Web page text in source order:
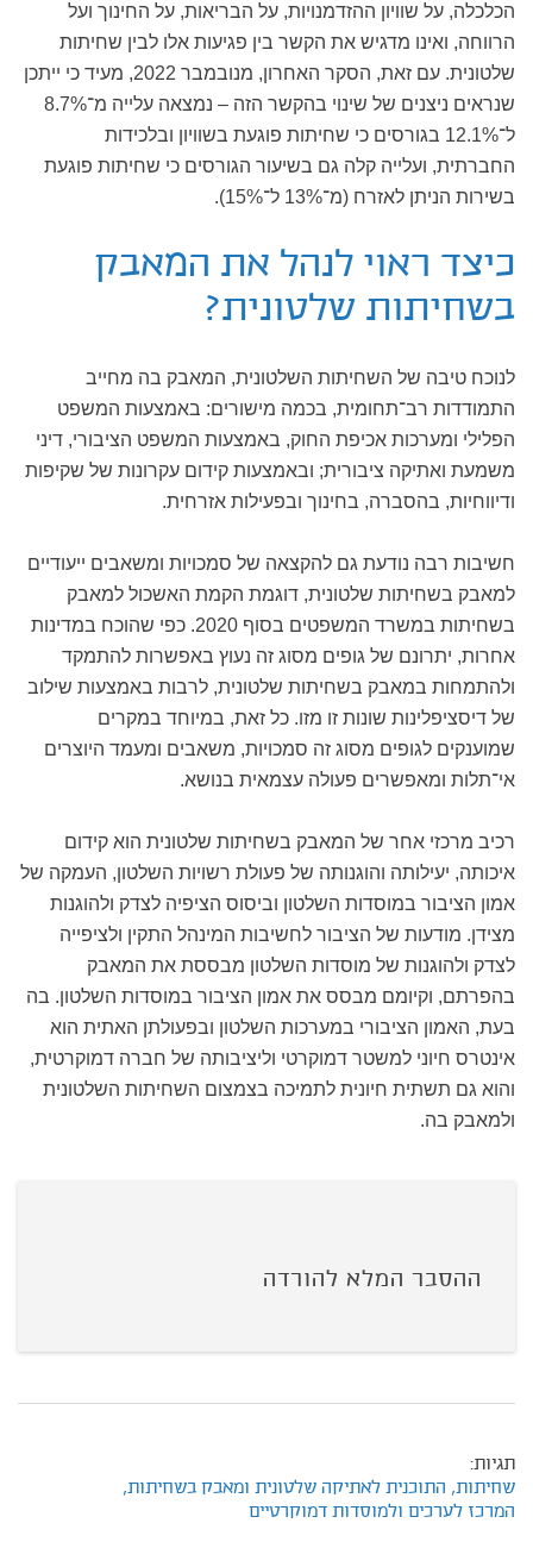
הכלכלה, על שוויון ההזדמנויות, על הבריאות, על החינוך ועל
הרווחה, ואינו מדגיש את הקשר בין פגיעות אלו לבין שחיתות
שלטונית. עם זאת, הסקר האחרון, מנובמבר 2022, מעיד כי ייתכן
שנראים ניצנים של שינוי בהקשר הזה – נמצאה עלייה מ־8.7%
ל־12.1% בגורסים כי שחיתות פוגעת בשוויון ובלכידות
החברתית, ועלייה קלה גם בשיעור הגורסים כי שחיתות פוגעת
בשירות הניתן לאזרח (מ־13% ל־15%).
כיצד ראוי לנהל את המאבק
בשחיתות שלטונית?
לנוכח טיבה של השחיתות השלטונית, המאבק בה מחייב
התמודדות רב־תחומית, בכמה מישורים: באמצעות המשפט
הפלילי ומערכות אכיפת החוק, באמצעות המשפט הציבורי, דיני
משמעת ואתיקה ציבורית; ובאמצעות קידום עקרונות של שקיפות
ודיווחיות, בהסברה, בחינוך ובפעילות אזרחית.
חשיבות רבה נודעת גם להקצאה של סמכויות ומשאבים ייעודיים
למאבק בשחיתות שלטונית, דוגמת הקמת האשכול למאבק
בשחיתות במשרד המשפטים בסוף 2020. כפי שהוכח במדינות
אחרות, יתרונם של גופים מסוג זה נעוץ באפשרות להתמקד
ולהתמחות במאבק בשחיתות שלטונית, לרבות באמצעות שילוב
של דיסציפלינות שונות זו מזו. כל זאת, במיוחד במקרים
שמוענקים לגופים מסוג זה סמכויות, משאבים ומעמד היוצרים
אי־תלות ומאפשרים פעולה עצמאית בנושא.
רכיב מרכזי אחר של המאבק בשחיתות שלטונית הוא קידום
איכותה, יעילותה והוגנותה של פעולת רשויות השלטון, העמקה של
אמון הציבור במוסדות השלטון וביסוס הציפיה לצדק ולהוגנות
מצידן. מודעות של הציבור לחשיבות המינהל התקין ולציפייה
לצדק ולהוגנות של מוסדות השלטון מבססת את המאבק
בהפרתם, וקיומם מבסס את אמון הציבור במוסדות השלטון. בה
בעת, האמון הציבורי במערכות השלטון ובפעולתן האתית הוא
אינטרס חיוני למשטר דמוקרטי וליציבותה של חברה דמוקרטית,
והוא גם תשתית חיונית לתמיכה בצמצום השחיתות השלטונית
ולמאבק בה.
ההסבר המלא להורדה
תגיות:
שחיתות, התוכנית לאתיקה שלטונית ומאבק בשחיתות,
המרכז לערכים ולמוסדות דמוקרטיים